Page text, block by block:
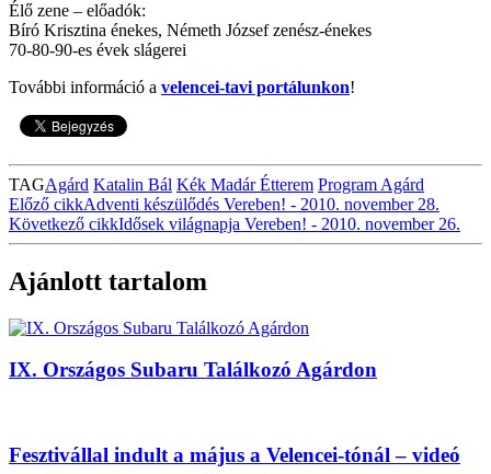
Élő zene – előadók:
Bíró Krisztina énekes, Németh József zenész-énekes
70-80-90-es évek slágerei
További információ a velencei-tavi portálunkon!
TAGAgárd Katalin Bál Kék Madár Étterem Program Agárd
Előző cikkAdventi készülődés Vereben! - 2010. november 28.
Következő cikkIdősek világnapja Vereben! - 2010. november 26.
Ajánlott tartalom
IX. Országos Subaru Találkozó Agárdon
Fesztivállal indult a május a Velencei-tónál – videó